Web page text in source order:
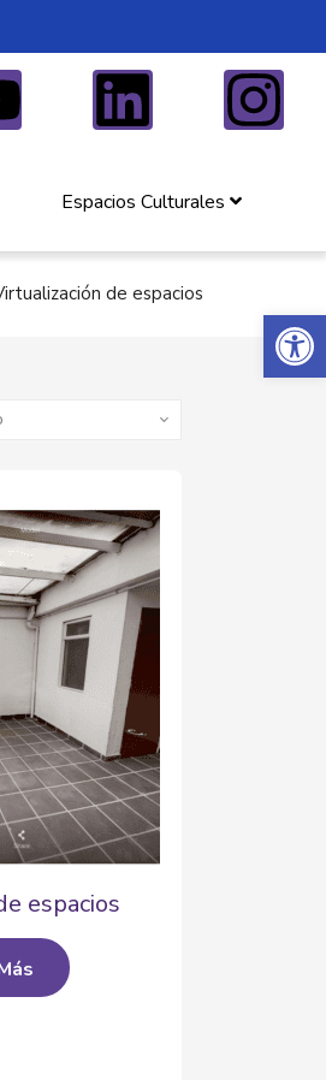
Abrir
Espacios Culturales
de espacios
espacios